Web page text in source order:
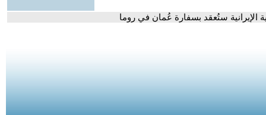
الإيرانية ستُعقد بسفارة عُمان في روما